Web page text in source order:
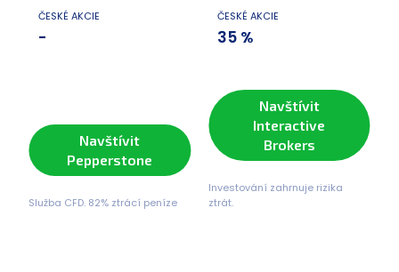
ČESKÉ AKCIE
-
ČESKÉ AKCIE
35 %
Navštívit
Pepperstone
Služba CFD. 82% ztrácí peníze
Navštívit
Interactive
Brokers
Investování zahrnuje rizika
ztrát.